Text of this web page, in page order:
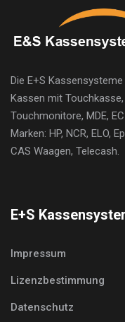
Die E+S
Kassen mit
Touchmonitore, MDE,
Marken: HP, NCR, ELO,
CAS Waagen, Telecash.
E+S
Impressum
Lizenzbestimmung
Datenschutz